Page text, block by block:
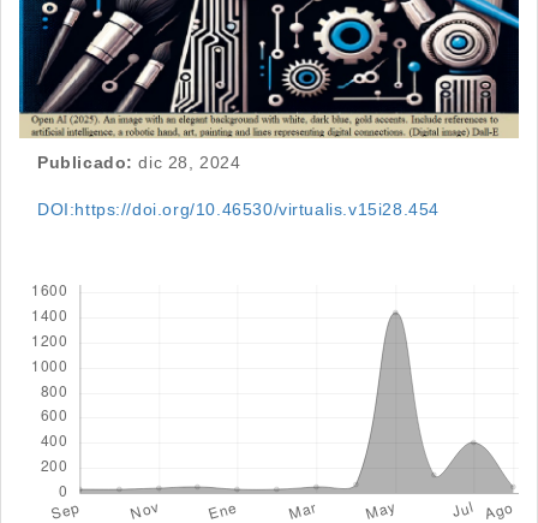
Publicado: dic 28, 2024
DOI:https://doi.org/10.46530/virtualis.v15i28.454